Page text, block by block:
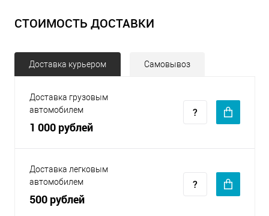
СТОИМОСТЬ ДОСТАВКИ
Доставка курьером Самовывоз
Доставка грузовым
автомобилем
1 000 рублей
Доставка легковым
автомобилем
500 рублей